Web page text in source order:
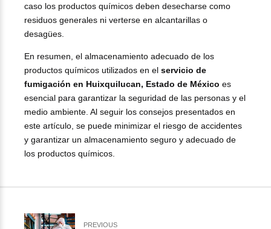
caso los productos químicos deben desecharse como
residuos generales ni verterse en alcantarillas o
desagües.
En resumen, el almacenamiento adecuado de los
productos químicos utilizados en el servicio de
fumigación en Huixquilucan, Estado de México es
esencial para garantizar la seguridad de las personas y el
medio ambiente. Al seguir los consejos presentados en
este artículo, se puede minimizar el riesgo de accidentes
y garantizar un almacenamiento seguro y adecuado de
los productos químicos.
PREVIOUS